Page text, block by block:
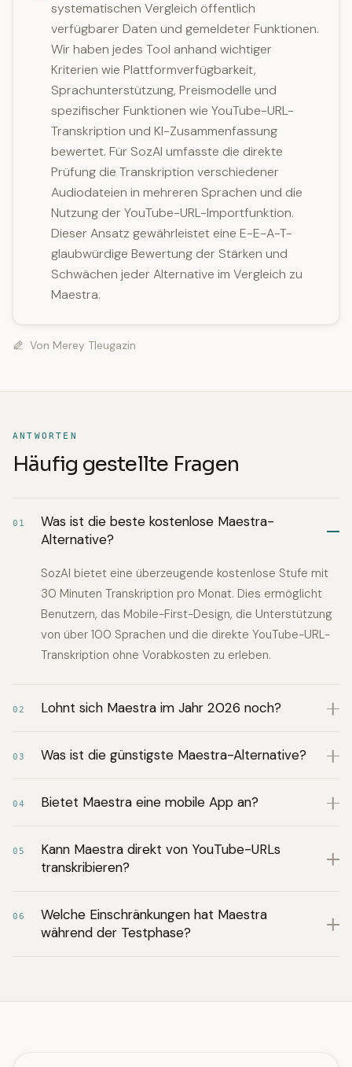
systematischen Vergleich öffentlich
verfügbarer Daten und gemeldeter Funktionen.
Wir haben jedes Tool anhand wichtiger
Kriterien wie Plattformverfügbarkeit,
Sprachunterstützung, Preismodelle und
spezifischer Funktionen wie YouTube-URL-
Transkription und KI-Zusammenfassung
bewertet. Für SozAI umfasste die direkte
Prüfung die Transkription verschiedener
Audiodateien in mehreren Sprachen und die
Nutzung der YouTube-URL-Importfunktion.
Dieser Ansatz gewährleistet eine E-E-A-T-
glaubwürdige Bewertung der Stärken und
Schwächen jeder Alternative im Vergleich zu
Maestra.
Von Merey Tleugazin
ANTWORTEN
Häufig gestellte Fragen
01
Was ist die beste kostenlose Maestra-
Alternative?
SozAI bietet eine überzeugende kostenlose Stufe mit
30 Minuten Transkription pro Monat. Dies ermöglicht
Benutzern, das Mobile-First-Design, die Unterstützung
von über 100 Sprachen und die direkte YouTube-URL-
Transkription ohne Vorabkosten zu erleben.
02 Lohnt sich Maestra im Jahr 2026 noch?
03 Was ist die günstigste Maestra-Alternative?
04 Bietet Maestra eine mobile App an?
05
Kann Maestra direkt von YouTube-URLs
transkribieren?
06
Welche Einschränkungen hat Maestra
während der Testphase?